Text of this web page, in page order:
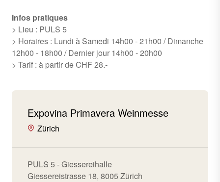
Infos pratiques
> Lieu : PULS 5
> Horaires : Lundi à Samedi 14h00 - 21h00 / Dimanche
12h00 - 18h00 / Dernier jour 14h00 - 20h00
> Tarif : à partir de CHF 28.-
Expovina Primavera Weinmesse
Zürich
PULS 5 - Giessereihalle
Giessereistrasse 18, 8005 Zürich